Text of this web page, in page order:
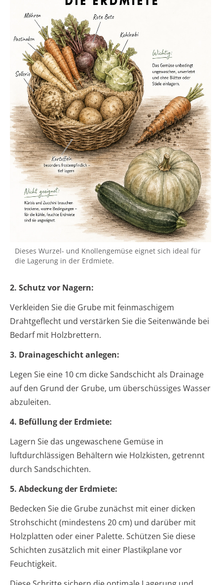
Dieses Wurzel- und Knollengemüse eignet sich ideal für
die Lagerung in der Erdmiete.
2. Schutz vor Nagern:
Verkleiden Sie die Grube mit feinmaschigem
Drahtgeflecht und verstärken Sie die Seitenwände bei
Bedarf mit Holzbrettern.
3. Drainageschicht anlegen:
Legen Sie eine 10 cm dicke Sandschicht als Drainage
auf den Grund der Grube, um überschüssiges Wasser
abzuleiten.
4. Befüllung der Erdmiete:
Lagern Sie das ungewaschene Gemüse in
luftdurchlässigen Behältern wie Holzkisten, getrennt
durch Sandschichten.
5. Abdeckung der Erdmiete:
Bedecken Sie die Grube zunächst mit einer dicken
Strohschicht (mindestens 20 cm) und darüber mit
Holzplatten oder einer Palette. Schützen Sie diese
Schichten zusätzlich mit einer Plastikplane vor
Feuchtigkeit.